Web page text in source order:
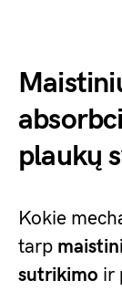
plaukų
Kokie
tarp
sutrikimo ir